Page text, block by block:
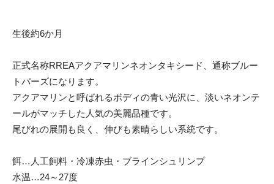
生後約6か月
正式名称RREAアクアマリンネオンタキシード、通称ブルー
トパーズになります。
アクアマリンと呼ばれるボディの青い光沢に、淡いネオンテ
ールがマッチした人気の美麗品種です。
尾びれの展開も良く、伸びも素晴らしい系統です。
餌…人工飼料・冷凍赤虫・ブラインシュリンプ
水温…24～27度